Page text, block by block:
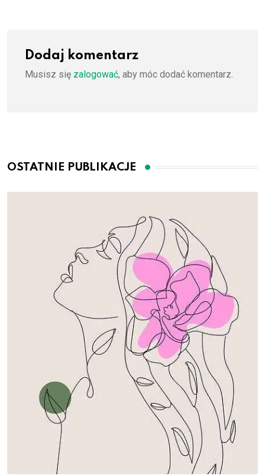
Dodaj komentarz
Musisz się zalogować, aby móc dodać komentarz.
OSTATNIE PUBLIKACJE